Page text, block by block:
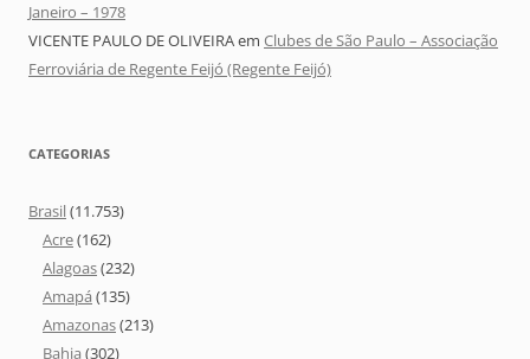
Janeiro – 1978
VICENTE PAULO DE OLIVEIRAem Clubes de São Paulo – Associação
Ferroviária de Regente Feijó (Regente Feijó)
CATEGORIAS
Brasil(11.753)
Acre(162)
Alagoas(232)
Amapá (135)
Amazonas(213)
Bahia (302)